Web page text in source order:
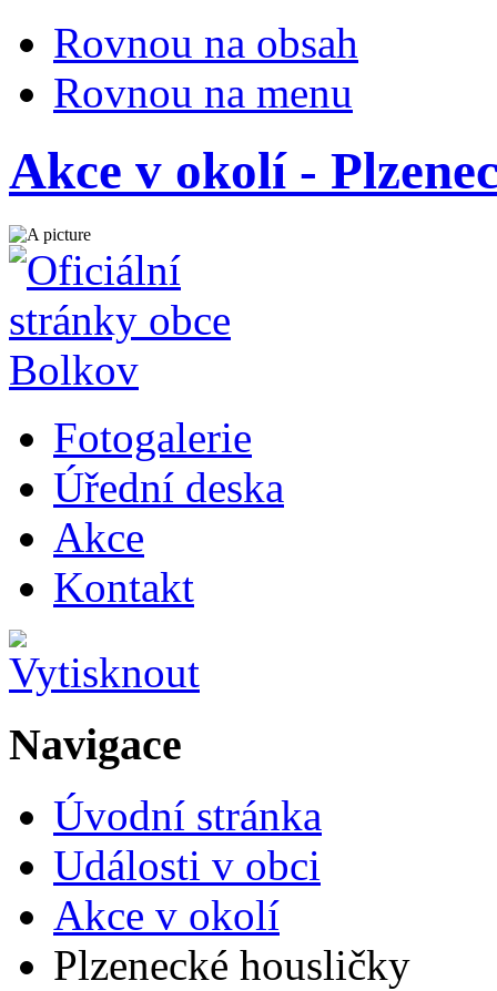
Rovnou na obsah
Rovnou na menu
Akce v okolí -
Fotogalerie
Úřední deska
Akce
Kontakt
Navigace
Úvodní stránka
Události v obci
Akce v okolí
Plzenecké housličky